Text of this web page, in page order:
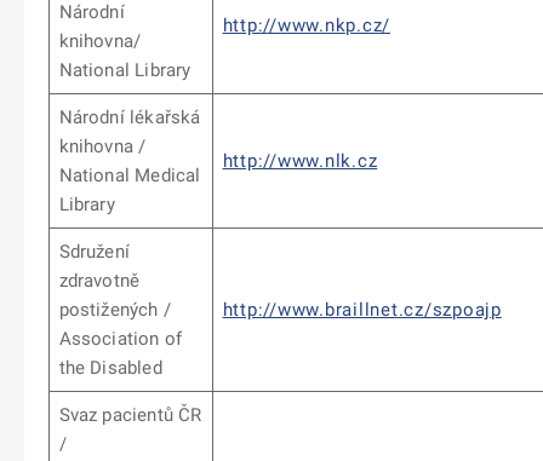
Národní
knihovna/
National Library
http://www.nkp.cz/
Národní lékařská
knihovna /
National Medical
Library
http://www.nlk.cz
Sdružení
zdravotně
postižených /
Association of
the Disabled
http://www.braillnet.cz/szpoajp
Svaz pacientů ČR
/